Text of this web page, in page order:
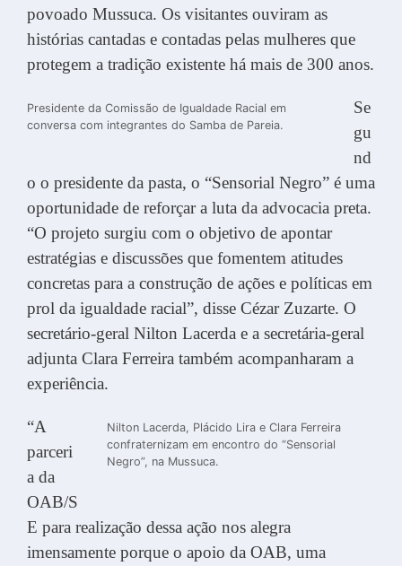
povoado Mussuca. Os visitantes ouviram as
histórias cantadas e contadas pelas mulheres que
protegem a tradição existente há mais de 300 anos.
Presidente da Comissão de Igualdade Racial em
conversa com integrantes do Samba de Pareia.
Se
gu
nd
o o presidente da pasta, o “Sensorial Negro” é uma
oportunidade de reforçar a luta da advocacia preta.
“O projeto surgiu com o objetivo de apontar
estratégias e discussões que fomentem atitudes
concretas para a construção de ações e políticas em
prol da igualdade racial”, disse Cézar Zuzarte. O
secretário-geral Nilton Lacerda e a secretária-geral
adjunta Clara Ferreira também acompanharam a
experiência.
Nilton Lacerda, Plácido Lira e Clara Ferreira
confraternizam em encontro do “Sensorial
Negro”, na Mussuca.
“A
parceri
a da
OAB/S
E para realização dessa ação nos alegra
imensamente porque o apoio da OAB, uma